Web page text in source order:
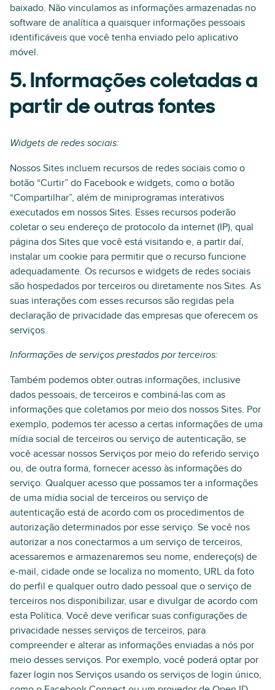
baixado. Não vinculamos as informações armazenadas no
software de analítica a quaisquer informações pessoais
identificáveis que você tenha enviado pelo aplicativo
móvel.
5. Informações coletadas a
partir de outras fontes
Widgets de redes sociais:
Nossos Sites incluem recursos de redes sociais como o
botão “Curtir” do Facebook e widgets, como o botão
“Compartilhar”, além de miniprogramas interativos
executados em nossos Sites. Esses recursos poderão
coletar o seu endereço de protocolo da internet (IP), qual
página dos Sites que você está visitando e, a partir daí,
instalar um cookie para permitir que o recurso funcione
adequadamente. Os recursos e widgets de redes sociais
são hospedados por terceiros ou diretamente nos Sites. As
suas interações com esses recursos são regidas pela
declaração de privacidade das empresas que oferecem os
serviços.
Informações de serviços prestados por terceiros:
Também podemos obter outras informações, inclusive
dados pessoais, de terceiros e combiná-las com as
informações que coletamos por meio dos nossos Sites. Por
exemplo, podemos ter acesso a certas informações de uma
mídia social de terceiros ou serviço de autenticação, se
você acessar nossos Serviços por meio do referido serviço
ou, de outra forma, fornecer acesso às informações do
serviço. Qualquer acesso que possamos ter a informações
de uma mídia social de terceiros ou serviço de
autenticação está de acordo com os procedimentos de
autorização determinados por esse serviço. Se você nos
autorizar a nos conectarmos a um serviço de terceiros,
acessaremos e armazenaremos seu nome, endereço(s) de
e-mail, cidade onde se localiza no momento, URL da foto
do perfil e qualquer outro dado pessoal que o serviço de
terceiros nos disponibilizar, usar e divulgar de acordo com
esta Política. Você deve verificar suas configurações de
privacidade nesses serviços de terceiros, para
compreender e alterar as informações enviadas a nós por
meio desses serviços. Por exemplo, você poderá optar por
fazer login nos Serviços usando os serviços de login único,